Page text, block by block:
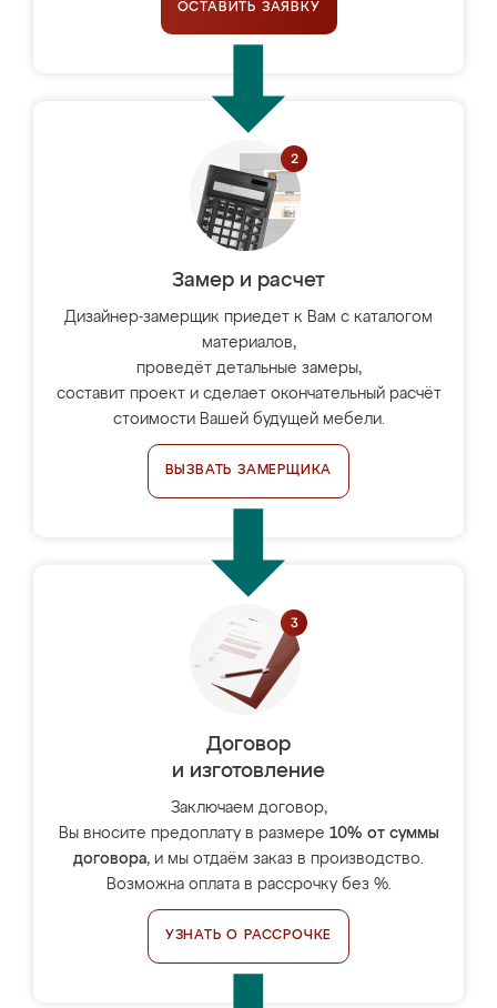
ОСТАВИТЬ ЗАЯВКУ
Замер и расчет
Дизайнер-замерщик приедет к Вам с каталогом
материалов,
проведёт детальные замеры,
составит проект и сделает окончательный расчёт
стоимости Вашей будущей мебели.
ВЫЗВАТЬ ЗАМЕРЩИКА
Договор
и изготовление
Заключаем договор,
Вы вносите предоплату в размере 10% от суммы
договора, и мы отдаём заказ в производство.
Возможна оплата в рассрочку без %.
УЗНАТЬ О РАССРОЧКЕ